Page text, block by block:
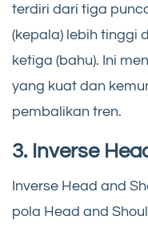
terdiri dari tiga
(kepala) lebih tinggi
ketiga (bahu). Ini
yang kuat dan
pembalikan tren.
3. Inverse
Inverse Head and
pola Head and